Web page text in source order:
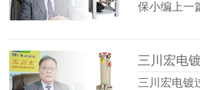
保小编上一
三川宏电镀